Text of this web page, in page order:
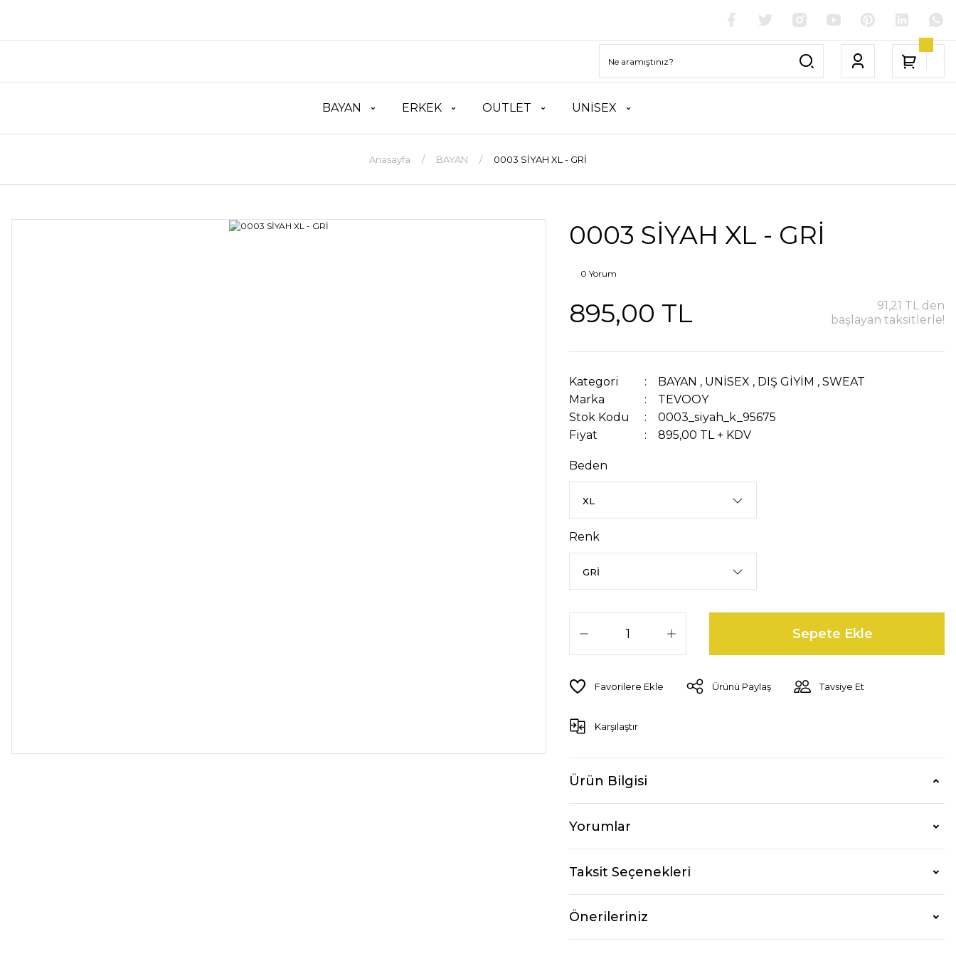
BAYAN ERKEK OUTLET UNİSEX
Anasayfa BAYAN 0003 SİYAH XL - GRİ
0003 SİYAH XL - GRİ
0 Yorum
895,00 TL
91,21 TL den
başlayan taksitlerle!
Kategori BAYAN , UNİSEX , DIŞ GİYİM , SWEAT
Marka
TEVOOY
Stok Kodu
0003_siyah_k_95675
Fiyat
895,00 TL + KDV
Beden
Renk
Sepete Ekle
Ürünü Paylaş Tavsiye Et
Karşılaştır
Ürün Bilgisi
Yorumlar
Taksit Seçenekleri
Önerileriniz